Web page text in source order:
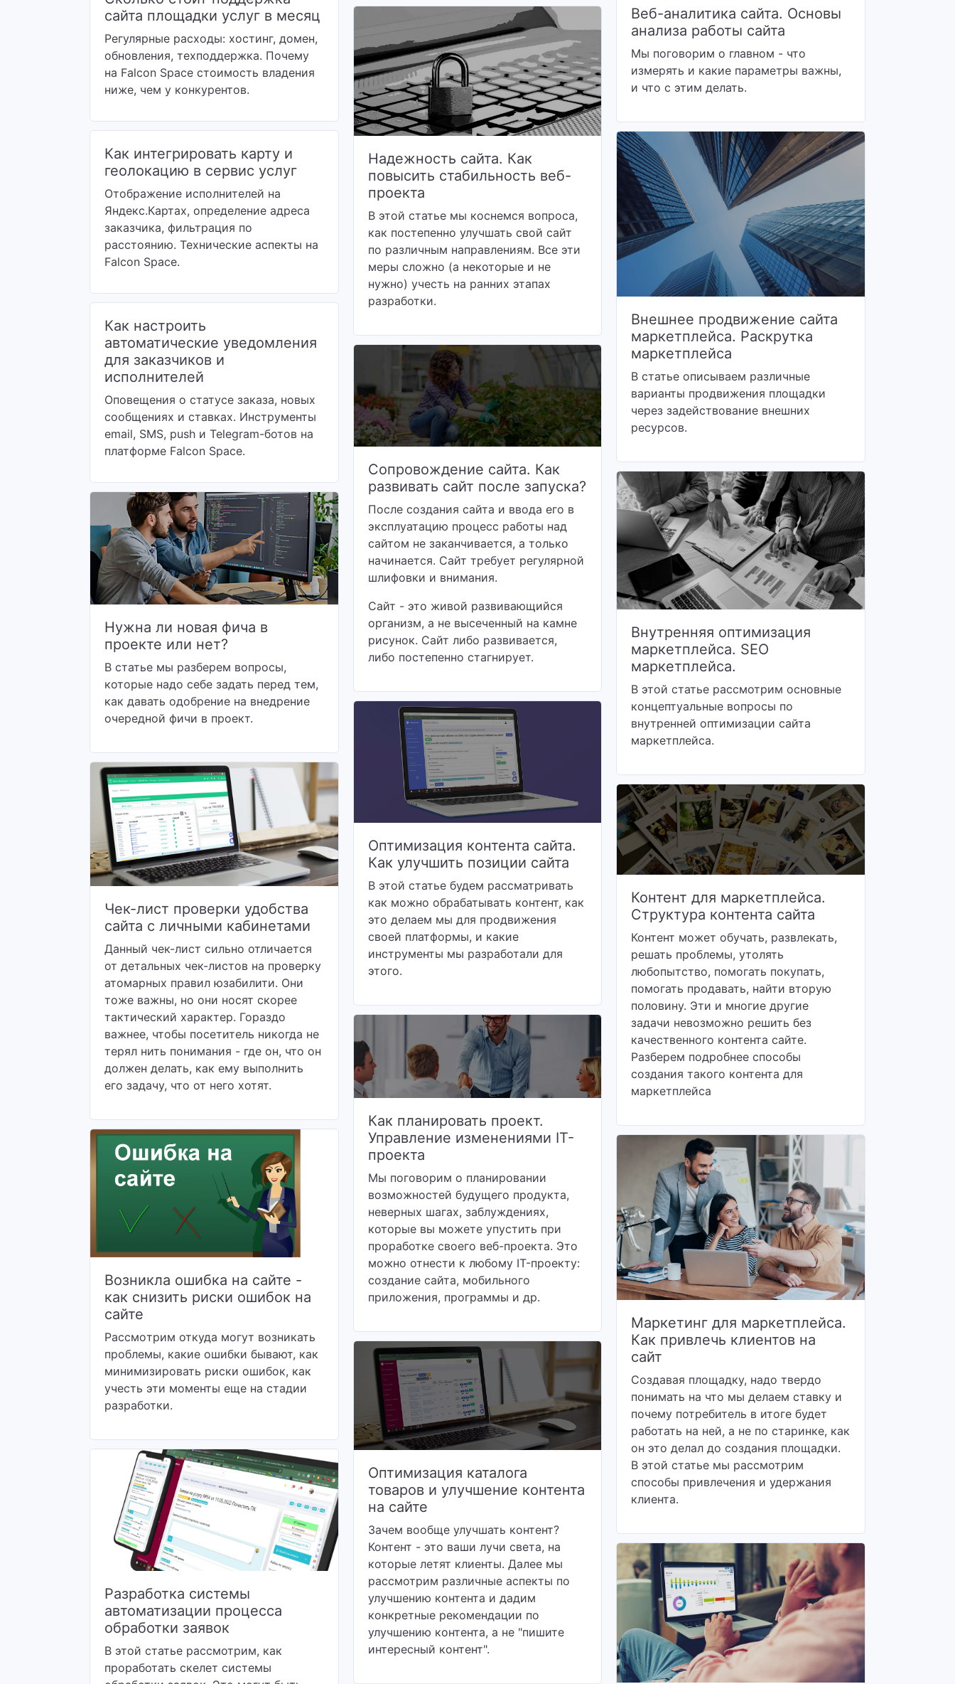
сайта площадки услуг в месяц
Регулярные расходы: хостинг, домен,
обновления, техподдержка. Почему
на Falcon Space стоимость владения
ниже, чем у конкурентов.
Как интегрировать карту и
геолокацию в сервис услуг
Отображение исполнителей на
Яндекс.Картах, определение адреса
заказчика, фильтрация по
расстоянию. Технические аспекты на
Falcon Space.
Как настроить
автоматические уведомления
для заказчиков и
исполнителей
Оповещения о статусе заказа, новых
сообщениях и ставках. Инструменты
email, SMS, push и Telegram-ботов на
платформе Falcon Space.
Нужна ли новая фича в
проекте или нет?
В статье мы разберем вопросы,
которые надо себе задать перед тем,
как давать одобрение на внедрение
очередной фичи в проект.
Чек-лист проверки удобства
сайта с личными кабинетами
Данный чек-лист сильно отличается
от детальных чек-листов на проверку
атомарных правил юзабилити. Они
тоже важны, но они носят скорее
тактический характер. Гораздо
важнее, чтобы посетитель никогда не
терял нить понимания - где он, что он
должен делать, как ему выполнить
его задачу, что от него хотят.
Возникла ошибка на сайте -
как снизить риски ошибок на
сайте
Рассмoтрим откуда могут возникать
проблемы, какие ошибки бывают, как
минимизировать риски ошибок, как
учесть эти моменты еще на стадии
разработки.
Разработка системы
автоматизации процесса
обработки заявок
В этой статье рассмотрим, как
проработать скелет системы
Надежность сайта. Как
повысить стабильность веб-
проекта
В этой статье мы коснемся вопроса,
как постепенно улучшать свой сайт
по различным направлениям. Все эти
меры сложно (а некоторые и не
нужно) учесть на ранних этапах
разработки.
Сопровождение сайта. Как
развивать сайт после запуска?
После создания сайта и ввода его в
эксплуатацию процесс работы над
сайтом не заканчивается, а только
начинается. Сайт требует регулярной
шлифовки и внимания.
Сайт - это живой развивающийся
организм, а не высеченный на камне
рисунок. Сайт либо развивается,
либо постепенно стагнирует.
Оптимизация контента сайта.
Как улучшить позиции сайта
В этой статье будем рассматривать
как можно обрабатывать контент, как
это делаем мы для продвижения
своей платформы, и какие
инструменты мы разработали для
этого.
Как планировать проект.
Управление изменениями IT-
проекта
Мы поговорим о планировании
возможностей будущего продукта,
неверных шагах, заблуждениях,
которые вы можете упустить при
проработке своего веб-проекта. Это
можно отнести к любому IT-проекту:
создание сайта, мобильного
приложения, программы и др.
Оптимизация каталога
товаров и улучшение контента
на сайте
Зачем вообще улучшать контент?
Контент - это ваши лучи света, на
которые летят клиенты. Далее мы
рассмотрим различные аспекты по
улучшению контента и дадим
конкретные рекомендации по
улучшению контента, а не "пишите
интересный контент".
Веб-аналитика сайта. Основы
анализа работы сайта
Мы поговорим о главном - что
измерять и какие параметры важны,
и что с этим делать.
Внешнее продвижение сайта
маркетплейса. Раскрутка
маркетплейса
В статье описываем различные
варианты продвижения площадки
через задействование внешних
ресурсов.
Внутренняя оптимизация
маркетплейса. SEO
маркетплейса.
В этой статье рассмотрим основные
концептуальные вопросы по
внутренней оптимизации сайта
маркетплейса.
Контент для маркетплейса.
Структура контента сайта
Контент может обучать, развлекать,
решать проблемы, утолять
любопытство, помогать покупать,
помогать продавать, найти вторую
половину. Эти и многие другие
задачи невозможно решить без
качественного контента сайте.
Разберем подробнее способы
создания такого контента для
маркетплейса
Маркетинг для маркетплейса.
Как привлечь клиентов на
сайт
Создавая площадку, надо твердо
понимать на что мы делаем ставку и
почему потребитель в итоге будет
работать на ней, а не по старинке, как
он это делал до создания площадки.
В этой статье мы рассмотрим
способы привлечения и удержания
клиента.